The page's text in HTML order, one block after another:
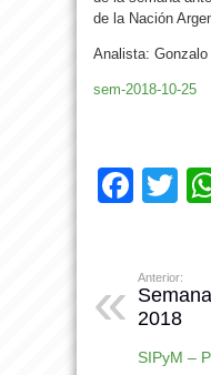
de la Nación
Analista:
sem-2018-10-25
Anterior:
2018
SIPyM –